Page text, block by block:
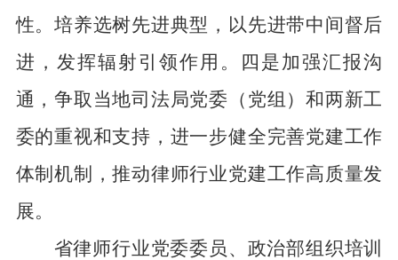
性。培养选树先进典型，以先进带中间督后
进，发挥辐射引领作用。 四是加强汇报沟
通，争取当地司法局党委（党组）和两新工
委的重视和支持，进一步健全完善党建工作
体制机制，推动律师行业党建工作高质量发
展。
省律师行业党委委员、政治部组织培训